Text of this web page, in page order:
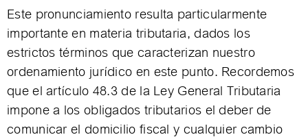
Este pronunciamiento resulta particularmente
importante en materia tributaria, dados los
estrictos términos que caracterizan nuestro
ordenamiento jurídico en este punto. Recordemos
que el artículo 48.3 de la Ley General Tributaria
impone a los obligados tributarios el deber de
comunicar el domicilio fiscal y cualquier cambio